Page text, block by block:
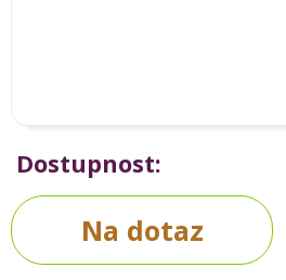
Dostupnost:
Na dotaz